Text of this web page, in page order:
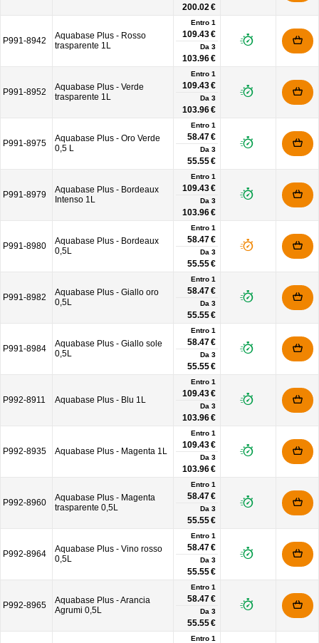
200.02 €
P991-8942
Aquabase Plus - Rosso
trasparente 1L
Entro 1
109.43 €
Da 3
103.96 €
P991-8952
Aquabase Plus - Verde
trasparente 1L
Entro 1
109.43 €
Da 3
103.96 €
P991-8975
Aquabase Plus - Oro Verde
0,5 L
Entro 1
58.47 €
Da 3
55.55 €
P991-8979
Aquabase Plus - Bordeaux
Intenso 1L
Entro 1
109.43 €
Da 3
103.96 €
P991-8980
Aquabase Plus - Bordeaux
0,5L
Entro 1
58.47 €
Da 3
55.55 €
P991-8982
Aquabase Plus - Giallo oro
0,5L
Entro 1
58.47 €
Da 3
55.55 €
P991-8984
Aquabase Plus - Giallo sole
0,5L
Entro 1
58.47 €
Da 3
55.55 €
P992-8911 Aquabase Plus - Blu 1L
Entro 1
109.43 €
Da 3
103.96 €
P992-8935 Aquabase Plus - Magenta 1L
Entro 1
109.43 €
Da 3
103.96 €
P992-8960
Aquabase Plus - Magenta
trasparente 0,5L
Entro 1
58.47 €
Da 3
55.55 €
P992-8964
Aquabase Plus - Vino rosso
0,5L
Entro 1
58.47 €
Da 3
55.55 €
P992-8965
Aquabase Plus - Arancia
Agrumi 0,5L
Entro 1
58.47 €
Da 3
55.55 €
Entro 1